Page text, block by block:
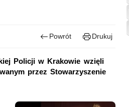
Powrót Drukuj
Policji w Krakowie wzięli
przez Stowarzyszenie